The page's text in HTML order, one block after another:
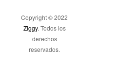
Copyright © 2022
Ziggy. Todos los
derechos
reservados.